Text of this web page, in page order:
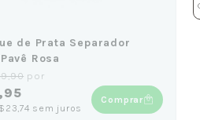
de Prata Separador
Rosa
por
sem juros
Comprar